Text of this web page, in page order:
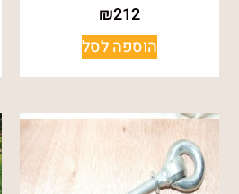
₪212
הוספה לסל